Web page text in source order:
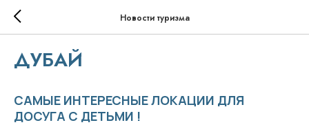
Новости туризма
ДУБАЙ
САМЫЕ ИНТЕРЕСНЫЕ ЛОКАЦИИ ДЛЯ
ДОСУГА С ДЕТЬМИ !